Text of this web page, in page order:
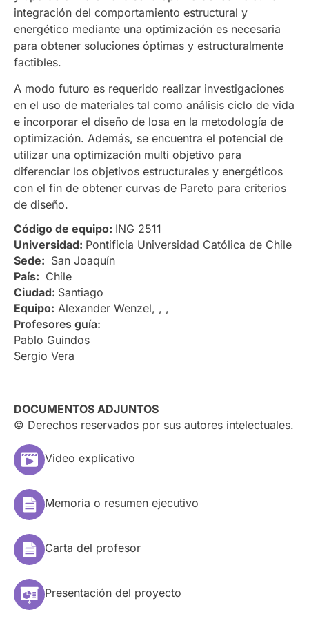
Código de equipo: ING 2511
Universidad: Pontificia Universidad Católica de Chile
Sede: San Joaquín
País: Chile
Ciudad: Santiago
Equipo: Alexander Wenzel, , ,
Profesores guía:
Pablo Guindos
Sergio Vera
DOCUMENTOS ADJUNTOS
© Derechos reservados por sus autores intelectuales.
Video explicativo
Memoria o resumen ejecutivo
Carta del profesor
Presentación del proyecto
integración del comportamiento estructural y
energético mediante una optimización es necesaria
para obtener soluciones óptimas y estructuralmente
factibles.
A modo futuro es requerido realizar investigaciones
en el uso de materiales tal como análisis ciclo de vida
e incorporar el diseño de losa en la metodología de
optimización. Además, se encuentra el potencial de
utilizar una optimización multi objetivo para
diferenciar los objetivos estructurales y energéticos
con el fin de obtener curvas de Pareto para criterios
de diseño.